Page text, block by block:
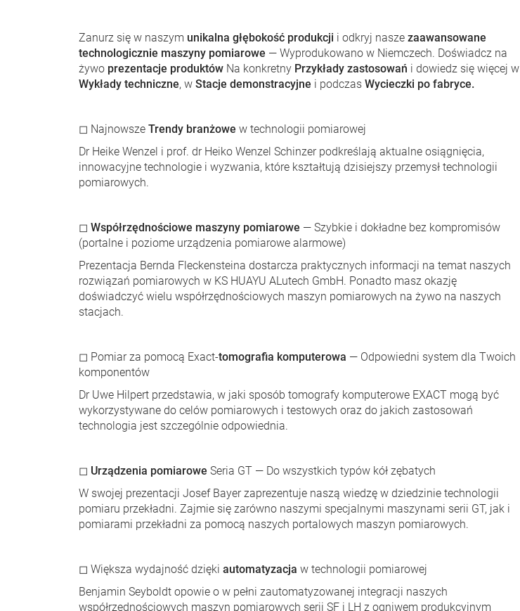
Zanurz się w naszym unikalna głębokość produkcji i odkryj nasze zaawansowane
technologicznie maszyny pomiarowe — Wyprodukowano w Niemczech. Doświadcz na
żywo prezentacje produktów Na konkretny Przykłady zastosowań i dowiedz się więcej w
Wykłady techniczne, w Stacje demonstracyjne i podczas Wycieczki po fabryce.
◻ Najnowsze Trendy branżowe w technologii pomiarowej
Dr Heike Wenzel i prof. dr Heiko Wenzel Schinzer podkreślają aktualne osiągnięcia,
innowacyjne technologie i wyzwania, które kształtują dzisiejszy przemysł technologii
pomiarowych.
◻ Współrzędnościowe maszyny pomiarowe — Szybkie i dokładne bez kompromisów
(portalne i poziome urządzenia pomiarowe alarmowe)
Prezentacja Bernda Fleckensteina dostarcza praktycznych informacji na temat naszych
rozwiązań pomiarowych w KS HUAYU ALutech GmbH. Ponadto masz okazję
doświadczyć wielu współrzędnościowych maszyn pomiarowych na żywo na naszych
stacjach.
◻ Pomiar za pomocą Exact-tomografia komputerowa — Odpowiedni system dla Twoich
komponentów
Dr Uwe Hilpert przedstawia, w jaki sposób tomografy komputerowe EXACT mogą być
wykorzystywane do celów pomiarowych i testowych oraz do jakich zastosowań
technologia jest szczególnie odpowiednia.
◻ Urządzenia pomiarowe Seria GT — Do wszystkich typów kół zębatych
W swojej prezentacji Josef Bayer zaprezentuje naszą wiedzę w dziedzinie technologii
pomiaru przekładni. Zajmie się zarówno naszymi specjalnymi maszynami serii GT, jak i
pomiarami przekładni za pomocą naszych portalowych maszyn pomiarowych.
◻ Większa wydajność dzięki automatyzacja w technologii pomiarowej
Benjamin Seyboldt opowie o w pełni zautomatyzowanej integracji naszych
współrzędnościowych maszyn pomiarowych serii SF i LH z ogniwem produkcyjnym